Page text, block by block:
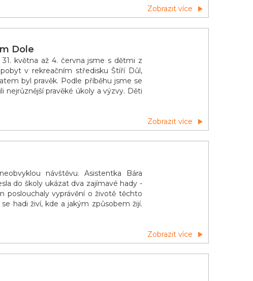
Zobrazit více
Dole
května až 4. června jsme s dětmi z
v rekreačním středisku Štíří Důl,
byl pravěk. Podle příběhu jsme se
nejrůznější pravěké úkoly a výzvy. Děti
Zobrazit více
návštěvu. Asistentka Bára
do školy ukázat dva zajímavé hady -
poslouchaly vyprávění o životě těchto
hadi živí, kde a jakým způsobem žijí.
Zobrazit více